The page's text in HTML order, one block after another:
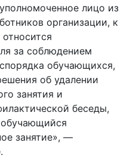
лицо из
организации, к
за соблюдением
обучающихся,
об удалении
занятия и
беседы,
занятие», —